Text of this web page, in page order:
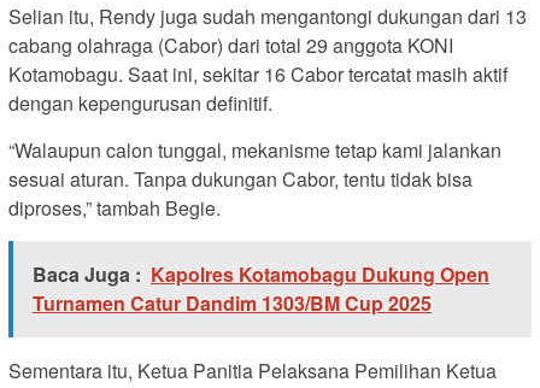
Selian itu, Rendy juga sudah mengantongi dukungan dari 13
cabang olahraga (Cabor) dari total 29 anggota KONI
Kotamobagu. Saat ini, sekitar 16 Cabor tercatat masih aktif
dengan kepengurusan definitif.
“Walaupun calon tunggal, mekanisme tetap kami jalankan
sesuai aturan. Tanpa dukungan Cabor, tentu tidak bisa
diproses,” tambah Begie.
Baca Juga : Kapolres Kotamobagu Dukung Open
Turnamen Catur Dandim 1303/BM Cup 2025
Sementara itu, Ketua Panitia Pelaksana Pemilihan Ketua